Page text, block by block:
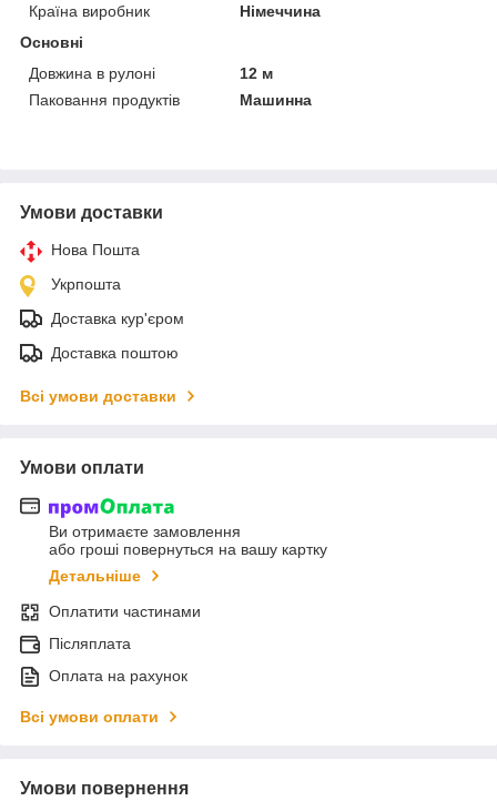
Країна виробник
Німеччина
Основні
Довжина в рулоні
12 м
Паковання продуктів
Машинна
Умови доставки
Нова Пошта
Укрпошта
Доставка кур'єром
Доставка поштою
Всі умови доставки
Умови оплати
Ви отримаєте замовлення
або гроші повернуться на вашу картку
Детальніше
Оплатити частинами
Післяплата
Оплата на рахунок
Всі умови оплати
Умови повернення